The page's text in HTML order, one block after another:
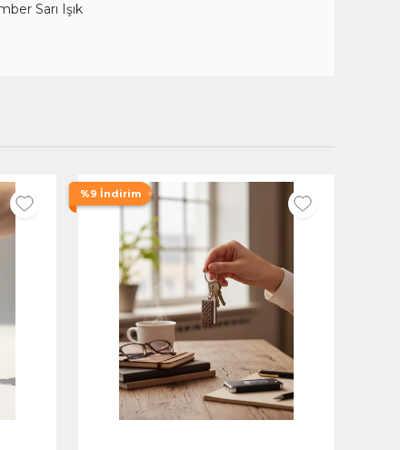
Sarı Işık
%9 İndirim